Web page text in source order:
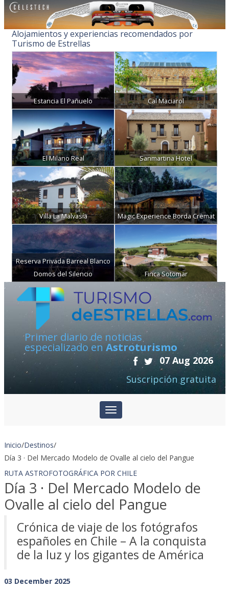
Alojamientos y experiencias recomendados por
Turismo de Estrellas
Estancia El Pañuelo Cal Maciarol
El Milano Real Sanmartina Hotel
Villa La Malvasía Magic Experience Borda Cremat
Reserva Privada Barreal Blanco
Domos del Silencio
Finca Sotomar
Primer diario de noticias
especializado en Astroturismo
07 Aug 2026
Suscripción gratuita
Inicio/Destinos/
Día 3 · Del Mercado Modelo de Ovalle al cielo del Pangue
RUTA ASTROFOTOGRÁFICA POR CHILE
Día 3 · Del Mercado Modelo de
Ovalle al cielo del Pangue
Crónica de viaje de los fotógrafos
españoles en Chile – A la conquista
de la luz y los gigantes de América
03 December 2025